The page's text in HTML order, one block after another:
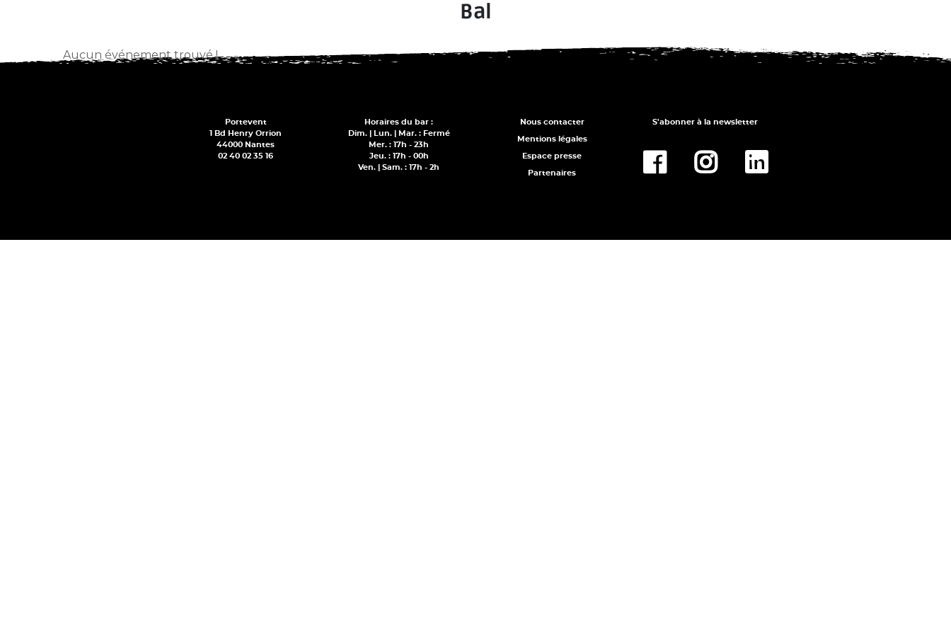
Bal
Aucun événement trouvé !
Portevent
1 Bd Henry Orrion
44000 Nantes
02 40 02 35 16
Horaires du bar :
Dim. | Lun. | Mar. : Fermé
Mer. : 17h - 23h
Jeu. : 17h - 00h
Ven. | Sam. : 17h - 2h
Nous contacter
Mentions légales
Espace presse
Partenaires
S'abonner à la newsletter